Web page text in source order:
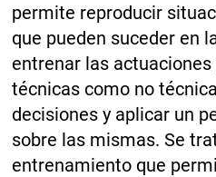
permite reproducir
que pueden suceder en
entrenar las
técnicas como no
decisiones y aplicar un
sobre las mismas. Se
entrenamiento que